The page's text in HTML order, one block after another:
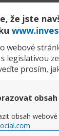
že jste
webové
legislativou
prosím,
obsah
obsah
žádné
kritériím.